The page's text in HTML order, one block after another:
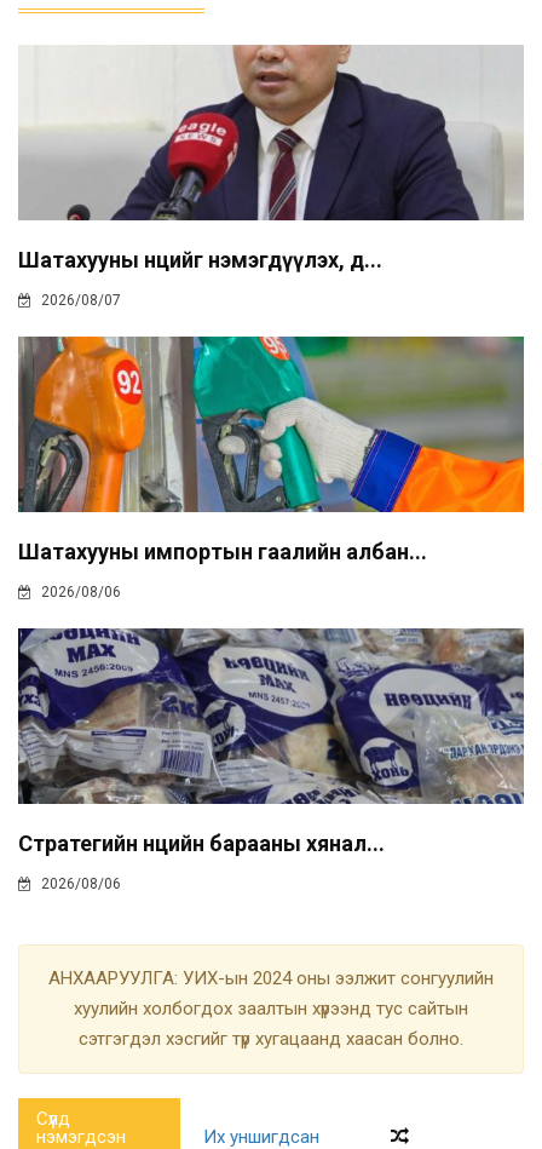
Шатахууны нөөцийг нэмэгдүүлэх, д...
2026/08/07
Шатахууны импортын гаалийн албан...
2026/08/06
Стратегийн нөөцийн барааны хянал...
2026/08/06
АНХААРУУЛГА: УИХ-ын 2024 оны ээлжит сонгуулийн
хуулийн холбогдох заалтын хүрээнд тус сайтын
сэтгэгдэл хэсгийг түр хугацаанд хаасан болно.
Сүүлд
нэмэгдсэн
Их уншигдсан